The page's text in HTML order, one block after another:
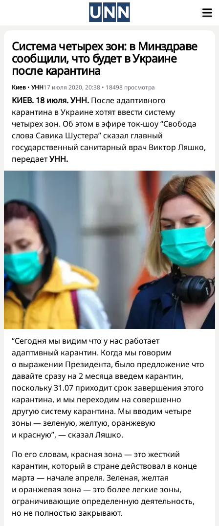
Система четырех зон: в Минздраве
сообщили, что будет в Украине
после карантина
Киев • УНН17 июля 2020, 20:38 • 18498 просмотра
КИЕВ. 18 июля. УНН. После адаптивного
карантина в Украине хотят ввести систему
четырех зон. Об этом в эфире ток-шоу “Свобода
слова Савика Шустера” сказал главный
государственный санитарный врач Виктор Ляшко,
передаетУНН.
“Сегодня мы видим что у нас работает
адаптивный карантин. Когда мы говорим
о выражении Президента, было предложение что
давайте сразу на 2 месяца введем карантин,
поскольку 31.07 приходит срок завершения этого
карантина, и мы переходим на совершенно
другую систему карантина. Мы вводим четыре
зоны — зеленую, желтую, оранжевую
и красную”, — сказал Ляшко.
По его словам, красная зона — это жесткий
карантин, который в стране действовал в конце
марта — начале апреля. Зеленая, желтая
и оранжевая зона — это более легкие зоны,
ограничивающие определенную деятельность,
но не полностью закрывают.